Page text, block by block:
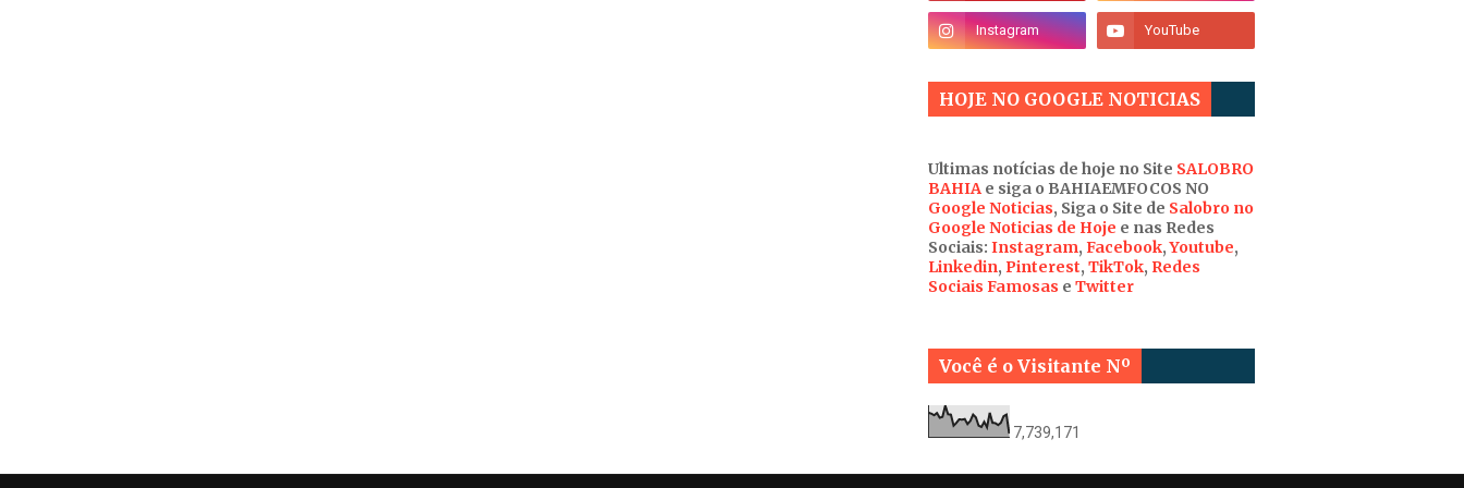
HOJE NO GOOGLE NOTICIAS
Ultimas notícias de hoje no Site SALOBRO
BAHIA e siga o BAHIAEMFOCOS NO
Google Noticias, Siga o Site de Salobro no
Google Noticias de Hoje e nas Redes
Sociais: Instagram, Facebook,Youtube,
Linkedin, Pinterest, TikTok, Redes
Sociais Famosas e Twitter
Você é o Visitante Nº
7,739,171